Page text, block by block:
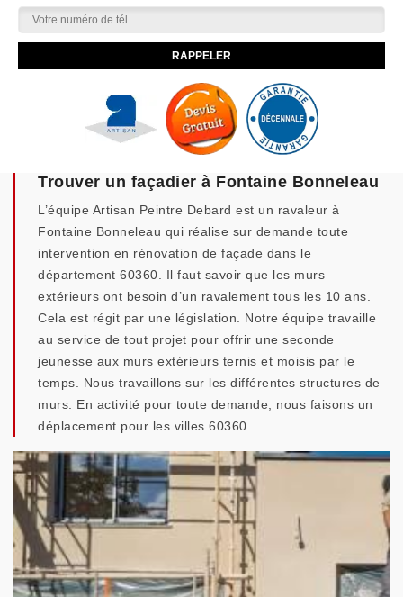
Trouver un façadier à Fontaine Bonneleau
L’équipe Artisan Peintre Debard est un ravaleur à
Fontaine Bonneleau qui réalise sur demande toute
intervention en rénovation de façade dans le
département 60360. Il faut savoir que les murs
extérieurs ont besoin d’un ravalement tous les 10 ans.
Cela est régit par une législation. Notre équipe travaille
au service de tout projet pour offrir une seconde
jeunesse aux murs extérieurs ternis et moisis par le
temps. Nous travaillons sur les différentes structures de
murs. En activité pour toute demande, nous faisons un
déplacement pour les villes 60360.